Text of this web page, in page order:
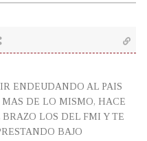
ENDEUDANDO AL PAIS
DE LO MISMO, HACE
LOS DEL FMI Y TE
BAJO